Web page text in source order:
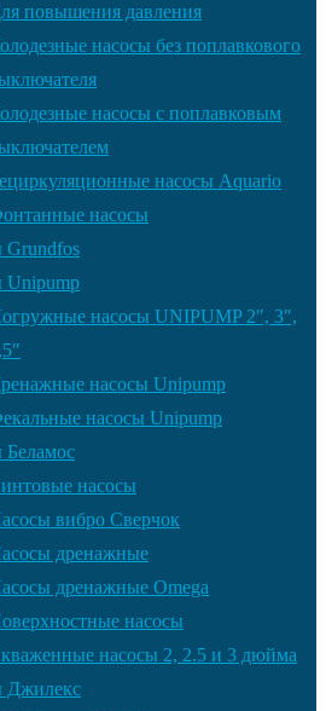
повышения давления
насосы без поплавкового
насосы с поплавковым
насосы Aquario
насосы
Grundfos
Unipump
насосы UNIPUMP 2″, 3″,
насосы Unipump
насосы Unipump
Беламос
насосы
вибро Сверчок
дренажные
дренажные Omega
насосы
насосы 2, 2.5 и 3 дюйма
Джилекс